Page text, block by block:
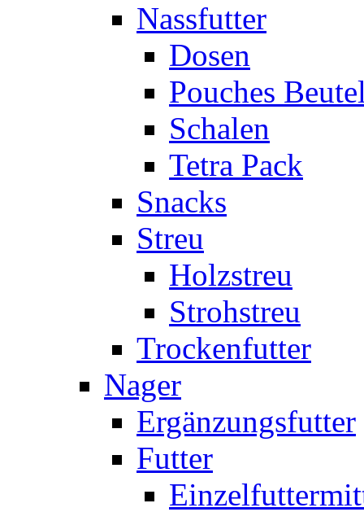
Nassfutter
Dosen
Pouches
Schalen
Tetra Pack
Snacks
Streu
Holzstreu
Strohstreu
Trockenfutter
Nager
Ergänzungsfutter
Futter